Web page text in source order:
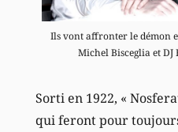
Ils vont affronter le démon
Michel Bisceglia et
Sorti en 1922, «
qui feront pour